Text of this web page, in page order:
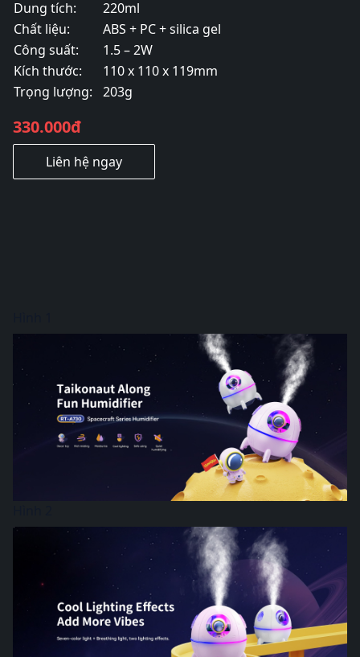
Dung tích:
220ml
Chất liệu:
ABS + PC + silica gel
Công suất:
1.5 – 2W
Kích thước:
110 x 110 x 119mm
Trọng lượng:
203g
330.000đ
Liên hệ ngay